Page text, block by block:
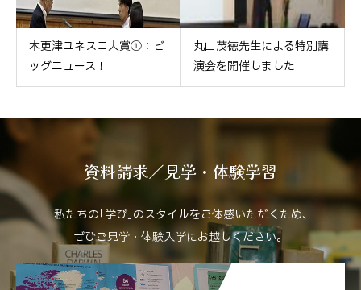
木更津ユネスコ大賞①：ビ
ッグニュース！
丸山茂徳先生による特別講
演会を開催しました
資料請求／見学・体験学習
私たちの｢学び｣のスタイルをご体感いただくため､
ぜひご見学・体験入学にお越しください。